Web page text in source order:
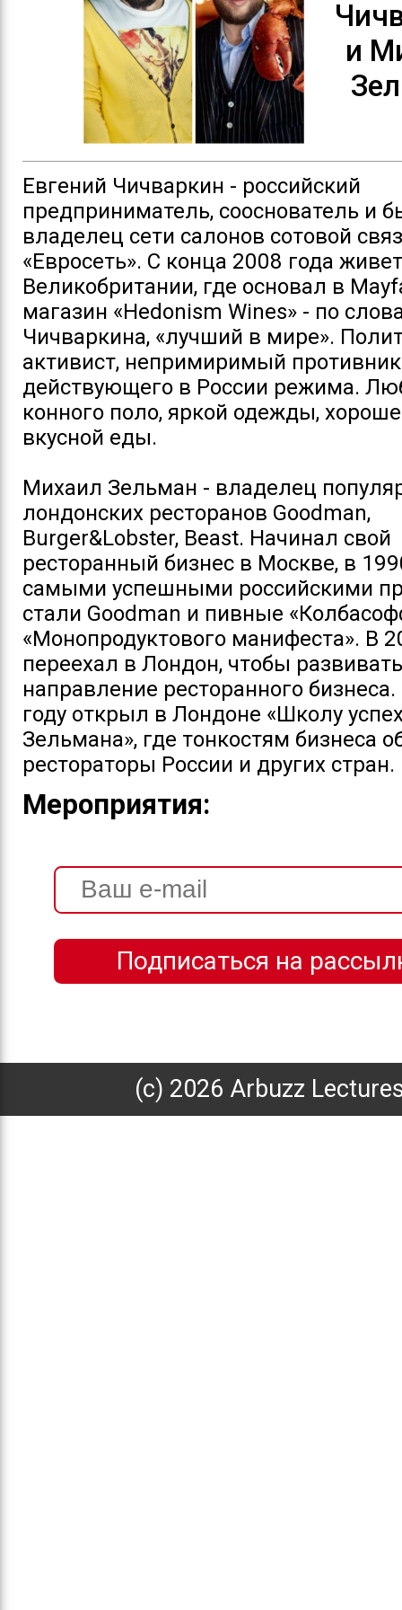
и
Евгений Чичваркин - российский
предприниматель, сооснователь и
владелец сети салонов сотовой
«Евросеть». С конца 2008 года
Великобритании, где основал в
магазин «Hedonism Wines» - по
Чичваркина, «лучший в мире».
активист, непримиримый противник
действующего в России режима.
конного поло, яркой одежды,
вкусной еды.
Михаил Зельман - владелец
лондонских ресторанов Goodman,
Burger&Lobster, Beast. Начинал свой
ресторанный бизнес в Москве, в
самыми успешными российскими
стали Goodman и пивные
«Монопродуктового манифеста». В
переехал в Лондон, чтобы
направление ресторанного
году открыл в Лондоне «Школу
Зельмана», где тонкостям бизнеса
рестораторы России и других стран.
Мероприятия:
(с) 2026 Arbuzz